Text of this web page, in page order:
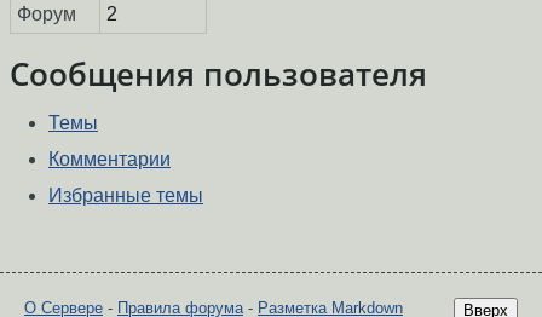
Форум
2
Сообщения пользователя
Темы
Комментарии
Избранные темы
Вверх
О Сервере - Правила форума - Разметка Markdown